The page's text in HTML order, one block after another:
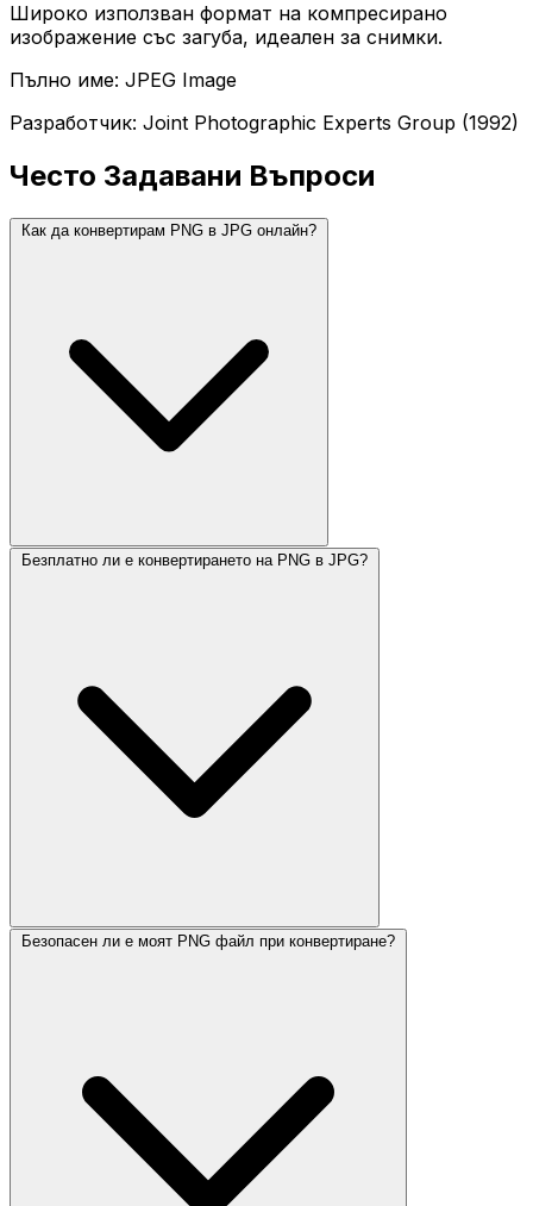
Широко използван формат на компресирано
изображение със загуба, идеален за снимки.
Пълно име: JPEG Image
Разработчик: Joint Photographic Experts Group (1992)
Често Задавани Въпроси
Как да конвертирам PNG в JPG онлайн?
Безплатно ли е конвертирането на PNG в JPG?
Безопасен ли е моят PNG файл при конвертиране?